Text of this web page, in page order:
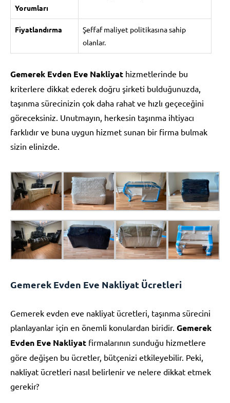
Yorumları
Fiyatlandırma
Şeffaf maliyet politikasına sahip
olanlar.
Gemerek Evden Eve Nakliyat hizmetlerinde bu
kriterlere dikkat ederek doğru şirketi bulduğunuzda,
taşınma sürecinizin çok daha rahat ve hızlı geçeceğini
göreceksiniz. Unutmayın, herkesin taşınma ihtiyacı
farklıdır ve buna uygun hizmet sunan bir firma bulmak
sizin elinizde.
Gemerek Evden Eve Nakliyat Ücretleri
Gemerek evden eve nakliyat ücretleri, taşınma sürecini
planlayanlar için en önemli konulardan biridir. Gemerek
Evden Eve Nakliyat firmalarının sunduğu hizmetlere
göre değişen bu ücretler, bütçenizi etkileyebilir. Peki,
nakliyat ücretleri nasıl belirlenir ve nelere dikkat etmek
gerekir?